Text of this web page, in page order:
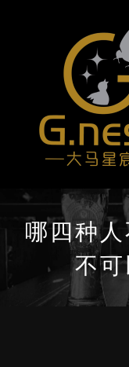
哪四种
不